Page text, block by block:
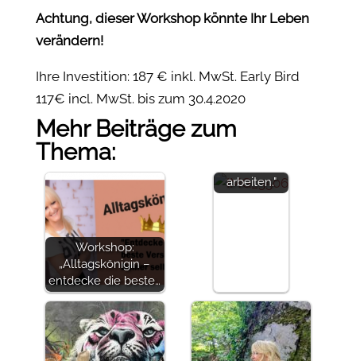
Achtung, dieser Workshop könnte Ihr Leben
verändern!
Ihre Investition: 187 € inkl. MwSt. Early Bird
117€ incl. MwSt. bis zum 30.4.2020
Mehr Beiträge zum
Thema:
Workshop:
„Alltagskönigin –
entdecke die beste…
"Ich bin so
arbeiten."